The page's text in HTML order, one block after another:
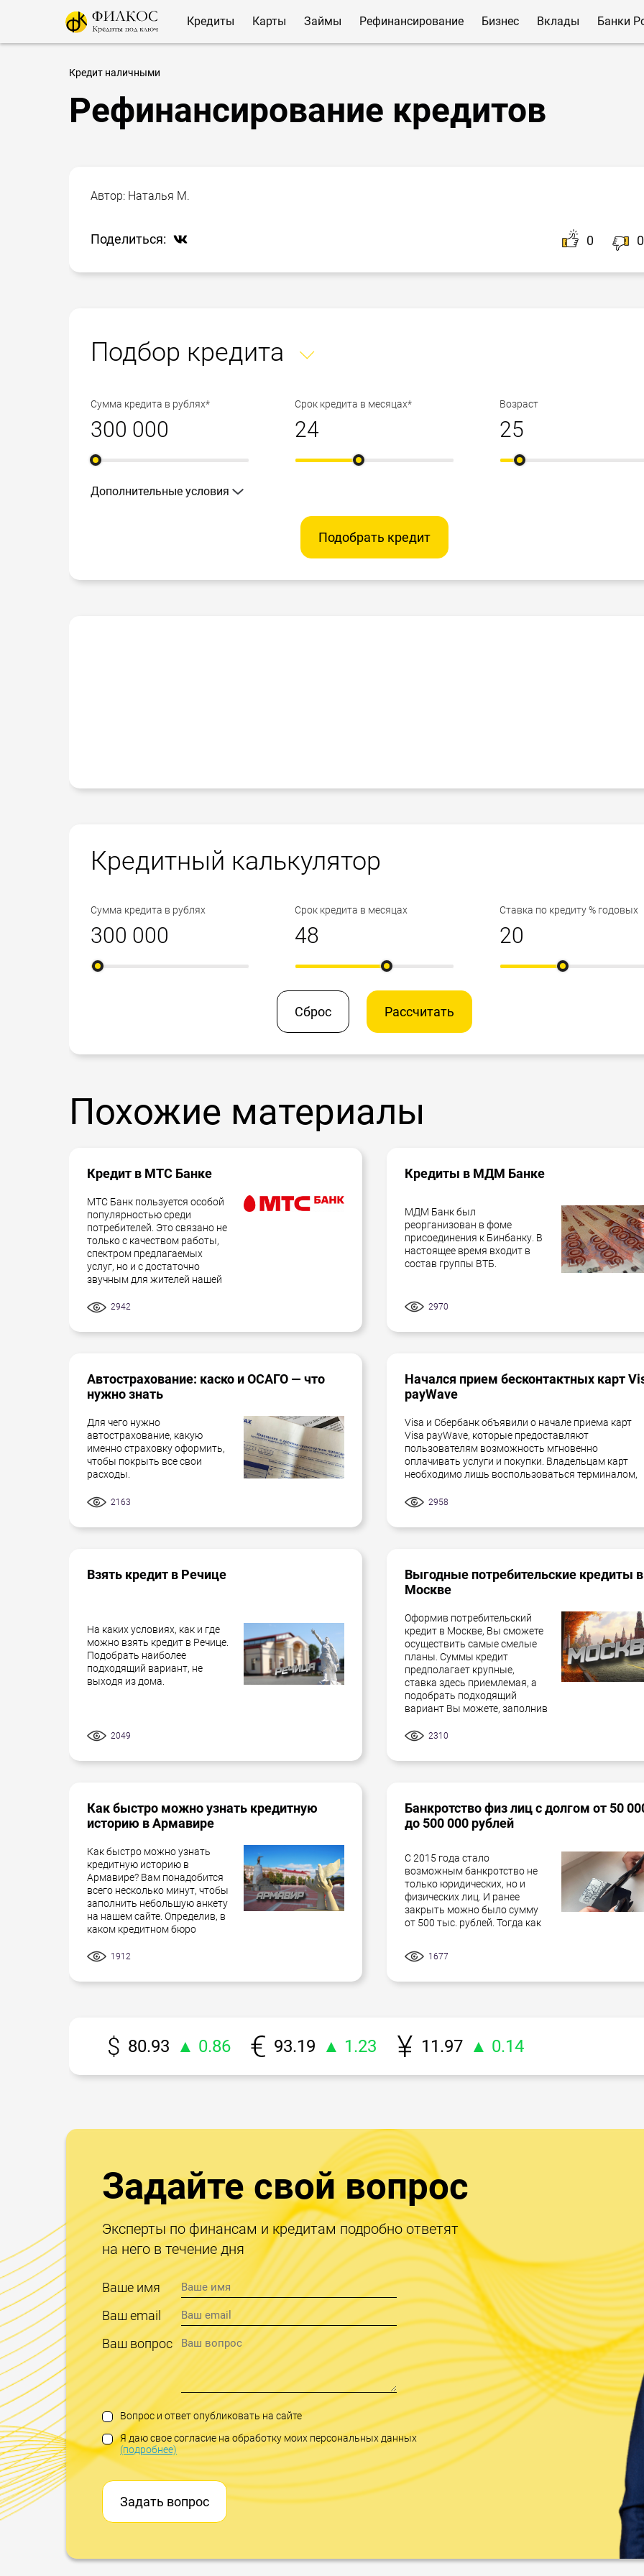
Кредиты Карты Займы Рефинансирование Бизнес Вклады Банки
Кредит наличными
Рефинансирование кредитов
Автор: Наталья М.
Поделиться: 0 0
Подбор кредита
Сумма кредита в рублях* Срок кредита в месяцах* Возраст
Дополнительные условия
Подобрать кредит
Кредитный калькулятор
Сумма кредита в рублях Срок кредита в месяцах Ставка по кредиту % годовых
Сброс Рассчитать
Похожие материалы
Кредит в МТС Банке
МТС Банк пользуется особой
популярностью среди
потребителей. Это связано не
только с качеством работы,
спектром предлагаемых
услуг, но и с достаточно
звучным для жителей нашей
2942
Кредиты в МДМ Банке
МДМ Банк был
реорганизован в фоме
присоединения к Бинбанку. В
настоящее время входит в
состав группы ВТБ.
2970
Автострахование: каско и ОСАГО — что
нужно знать
Для чего нужно
автострахование, какую
именно страховку оформить,
чтобы покрыть все свои
расходы.
2163
Начался прием бесконтактных карт
payWave
Visa и Сбербанк объявили о начале приема карт
Visa payWave, которые предоставляют
пользователям возможность мгновенно
оплачивать услуги и покупки. Владельцам карт
необходимо лишь воспользоваться терминалом,
2958
Взять кредит в Речице
На каких условиях, как и где
можно взять кредит в Речице.
Подобрать наиболее
подходящий вариант, не
выходя из дома.
2049
Выгодные потребительские кредиты в
Москве
Оформив потребительский
кредит в Москве, Вы сможете
осуществить самые смелые
планы. Суммы кредит
предполагает крупные,
ставка здесь приемлемая, а
подобрать подходящий
вариант Вы можете, заполнив
2310
Как быстро можно узнать кредитную
историю в Армавире
Как быстро можно узнать
кредитную историю в
Армавире? Вам понадобится
всего несколько минут, чтобы
заполнить небольшую анкету
на нашем сайте. Определив, в
каком кредитном бюро
1912
Банкротство физ лиц с долгом от 50
до 500 000 рублей
С 2015 года стало
возможным банкротство не
только юридических, но и
физических лиц. И ранее
закрыть можно было сумму
от 500 тыс. рублей. Тогда как
1677
80.93 ▲ 0.86 93.19 ▲ 1.23 11.97 ▲ 0.14
Задайте свой вопрос
Эксперты по финансам и кредитам подробно ответят
на него в течение дня
Ваше имя
Ваш email
Ваш вопрос
Вопрос и ответ опубликовать на сайте
Я даю свое согласие на обработку моих персональных данных
(подробнее)
Задать вопрос